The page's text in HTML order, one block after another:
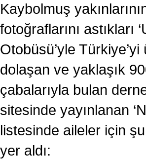
Kaybolmuş
fotoğraflarını astıkları
Otobüsü’yle Türkiye’yi
dolaşan ve yaklaşık
çabalarıyla bulan
sitesinde yayınlanan
listesinde aileler için
yer aldı: